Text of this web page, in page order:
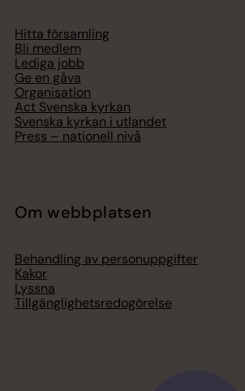
Hitta församling
Bli medlem
Lediga jobb
Ge en gåva
Organisation
Act Svenska kyrkan
Svenska kyrkan i utlandet
Press – nationell nivå
Om webbplatsen
Behandling av personuppgifter
Kakor
Lyssna
Tillgänglighetsredogörelse